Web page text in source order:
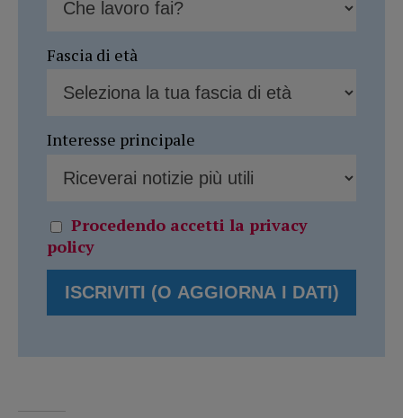
Fascia di età
Interesse principale
Procedendo accetti la privacy
policy